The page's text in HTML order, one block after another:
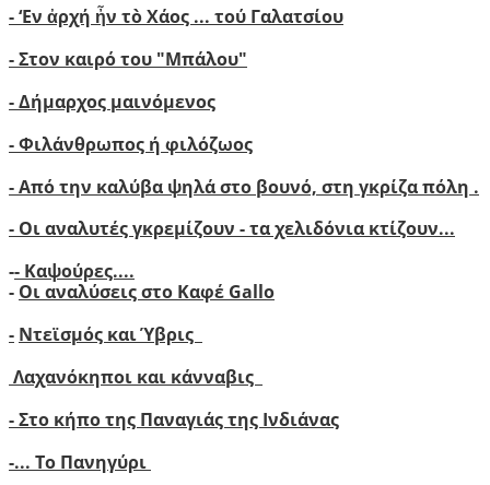
-‘Εν ἀρχή ἦν τὸ Χάος ... τού Γαλατσίου
-Στον καιρό του "Μπάλου"
- Δήμαρχος μαινόμενος
- Φιλάνθρωπος ή φιλόζωος
- Από την καλύβα ψηλά στο βουνό, στη γκρίζα πόλη .
- Οι αναλυτές γκρεμίζουν - τα χελιδόνια κτίζουν...
-- Καψούρες....
- Οι αναλύσεις στο Καφέ Gallo
- Ντεϊσμός και Ύβρις
Λαχανόκηποι και κάνναβις
- Στο κήπο της Παναγιάς της Ινδιάνας
-... Το Πανηγύρι